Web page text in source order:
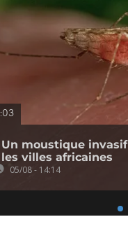
Un moustique
les villes africaines
05/08 - 14:14